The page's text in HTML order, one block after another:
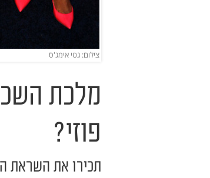
צילום: גטי אימג'ס
מלכת
פוזי?
תכירו את השראת